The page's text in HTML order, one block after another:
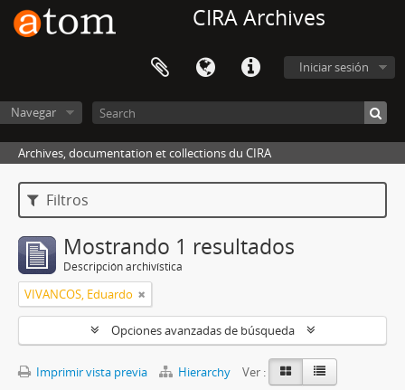
CIRA Archives
Iniciar sesión
Navegar
Archives, documentation et collections du CIRA
Filtros
Mostrando 1 resultados
Descripción archivística
VIVANCOS, Eduardo
Opciones avanzadas de búsqueda
Imprimir vista previa Hierarchy
Ver :